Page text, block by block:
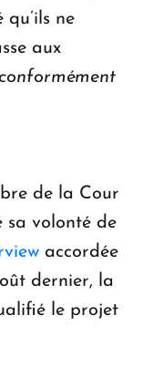
ne
aux
de la Cour
sa volonté de
accordée
dernier, la
le projet